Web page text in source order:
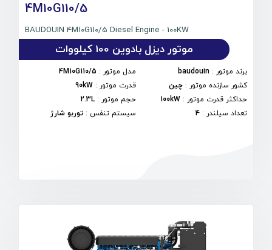
4M10G110/5
BAUDOUIN 4M10G110/5 Diesel Engine - 100KW
موتور دیزل بادوین 100 کیلووات
برند موتور :
baudouin مدل موتور :
4M10G110/5
کشور سازنده موتور : چین قدرت موتور :
90kW
حداکثر قدرت موتور :
100kW حجم موتور :
2.3L
تعداد سیلندر :
4 سیستم تنفس : توربو شارژ